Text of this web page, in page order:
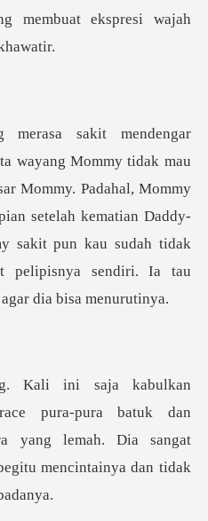
buat ekspresi wajah
Mommy. Padahal, Mommy
setelah kematian Daddy-
sakit pun kau
ura batuk dan
yang lemah. Dia sangat